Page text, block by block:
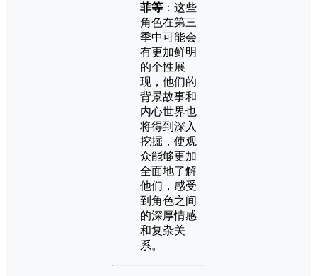
菲等 ：这些
角色在第三
季中可能会
有更加鲜明
的个性展
现，他们的
背景故事和
内心世界也
将得到深入
挖掘，使观
众能够更加
全面地了解
他们，感受
到角色之间
的深厚情感
和复杂关
系。